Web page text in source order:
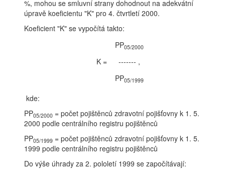
%, mohou se smluvní strany dohodnout na adekvátní
úpravě koeficientu "K" pro 4. čtvrtletí 2000.
Koeficient "K" se vypočítá takto:
PP05/2000
K =
------- ,
PP05/1999
kde:
PP05/2000 = počet pojištěnců zdravotní pojišťovny k 1. 5.
2000 podle centrálního registru pojištěnců
PP05/1999 = počet pojištěnců zdravotní pojišťovny k 1. 5.
1999 podle centrálního registru pojištěnců
Do výše úhrady za 2. pololetí 1999 se započítávají: